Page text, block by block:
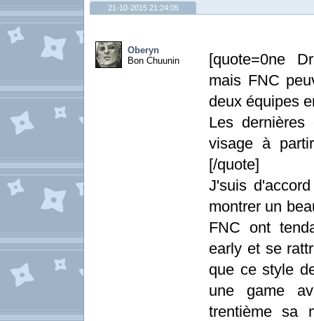
21-10-2015 21:24:05
Oberyn
Bon Chuunin
[quote=0ne
mais FNC
deux équipes
Les
visage à
[/quote]
J'suis
montrer un
FNC ont
early et se
que ce style
une game
trentième sa